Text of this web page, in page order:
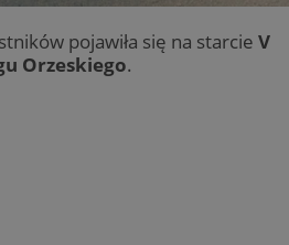
pojawiła się na starcie V
Orzeskiego.